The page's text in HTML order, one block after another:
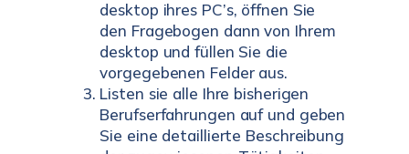
desktop ihres PC’s, öffnen Sie
den Fragebogen dann von Ihrem
desktop und füllen Sie die
vorgegebenen Felder aus.
Listen sie alle Ihre bisherigen
Berufserfahrungen auf und geben
Sie eine detaillierte Beschreibung